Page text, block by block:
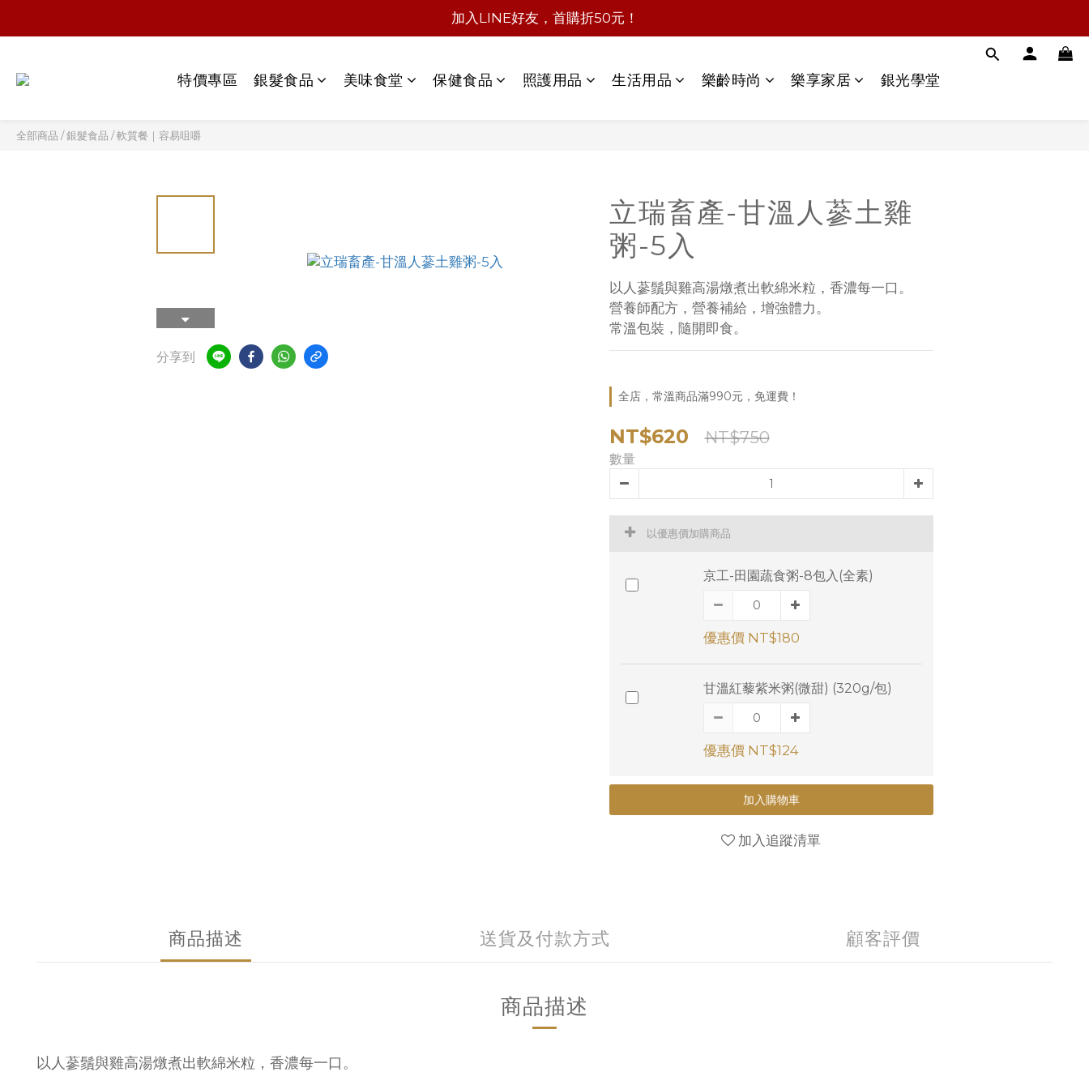
加入LINE好友，首購折50元！
特價專區 銀髮食品 美味食堂 保健食品 照護用品 生活用品 樂齡時尚 樂享家居 銀光學堂
全部商品 /銀髮食品 /軟質餐｜容易咀嚼
分享到
立瑞畜產-甘溫人蔘土雞
粥-5入
以人蔘鬚與雞高湯燉煮出軟綿米粒，香濃每一口。
營養師配方，營養補給，增強體力。
常溫包裝，隨開即食。
全店，常溫商品滿990元，免運費！
NT$620 NT$750
數量
以優惠價加購商品
京工-田園蔬食粥-8包入(全素)
優惠價 NT$180
甘溫紅藜紫米粥(微甜) (320g/包)
優惠價 NT$124
加入購物車
加入追蹤清單
商品描述 送貨及付款方式 顧客評價
商品描述
以人蔘鬚與雞高湯燉煮出軟綿米粒，香濃每一口。